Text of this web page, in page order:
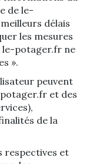
de le-
délais
les mesures
le-potager.fr ne
».
peuvent
et des
de la
respectives et